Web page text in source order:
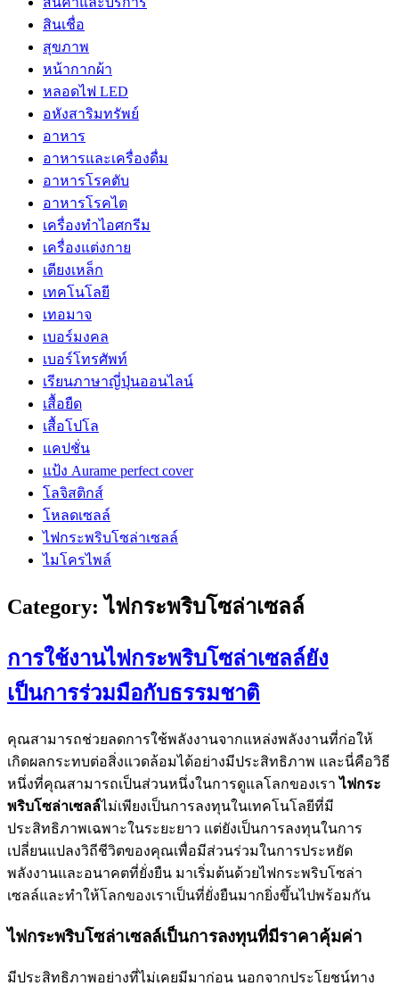
สินเชื่อ
สุขภาพ
หน้ากากผ้า
หลอดไฟ LED
อหังสาริมทรัพย์
อาหาร
อาหารและเครื่องดื่ม
อาหารโรคตับ
อาหารโรคไต
เครื่องทำไอศกรีม
เครื่องแต่งกาย
เตียงเหล็ก
เทคโนโลยี
เทอมาจ
เบอร์มงคล
เบอร์โทรศัพท์
เรียนภาษาญี่ปุ่นออนไลน์
เสื้อยืด
เสื้อโปโล
แคปชั่น
แป้ง Aurame perfect cover
โลจิสติกส์
โหลดเซลล์
ไฟกระพริบโซล่าเซลล์
ไมโครไพล์
Category:ไฟกระพริบโซล่าเซลล์
การใช้งานไฟกระพริบโซล่าเซลล์ยัง
เป็นการร่วมมือกับธรรมชาติ
คุณสามารถช่วยลดการใช้พลังงานจากแหล่งพลังงานที่ก่อให้
เกิดผลกระทบต่อสิ่งแวดล้อมได้อย่างมีประสิทธิภาพ และนี่คือวิธี
หนึ่งที่คุณสามารถเป็นส่วนหนึ่งในการดูแลโลกของเราไฟกระ
พริบโซล่าเซลล์ไม่เพียงเป็นการลงทุนในเทคโนโลยีที่มี
ประสิทธิภาพเฉพาะในระยะยาว แต่ยังเป็นการลงทุนในการ
เปลี่ยนแปลงวิถีชีวิตของคุณเพื่อมีส่วนร่วมในการประหยัด
พลังงานและอนาคตที่ยั่งยืน มาเริ่มต้นด้วยไฟกระพริบโซล่า
เซลล์และทำให้โลกของเราเป็นที่ยั่งยืนมากยิ่งขึ้นไปพร้อมกัน
ไฟกระพริบโซล่าเซลล์เป็นการลงทุนที่มีราคาคุ้มค่า
มีประสิทธิภาพอย่างที่ไม่เคยมีมาก่อน นอกจากประโยชน์ทาง